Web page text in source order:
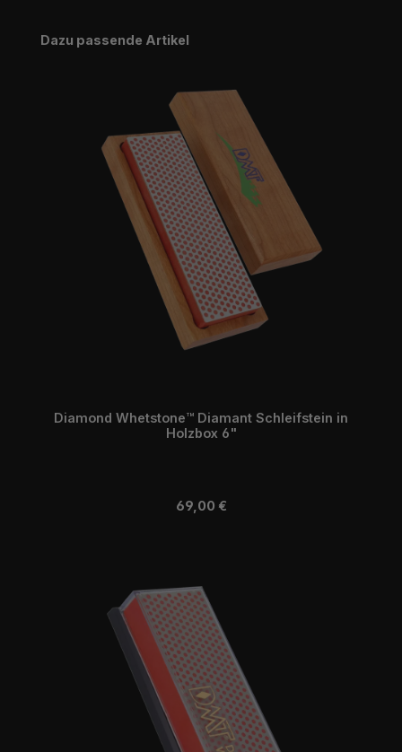
Produktgalerie überspringen
Dazu passende Artikel
Diamond Whetstone™ Diamant Schleifstein in
Holzbox 6"
Regulärer Preis:
69,00 €